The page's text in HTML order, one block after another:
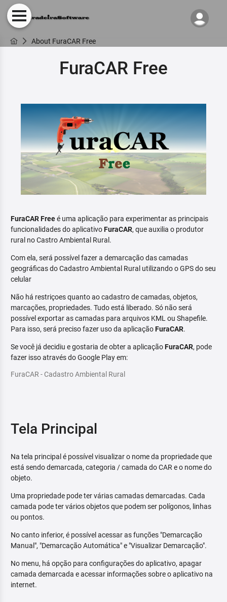
About FuraCAR Free
FuraCAR Free
FuraCAR Freeé uma aplicação para experimentar as principais
funcionalidades do aplicativoFuraCAR, que auxilia o produtor
rural no Castro Ambiental Rural.
Com ela, será possível fazer a demarcação das camadas
geográficas do Cadastro Ambiental Rural utilizando o GPS do seu
celular
Não há restriçoes quanto ao cadastro de camadas, objetos,
marcações, propriedades. Tudo está liberado. Só não será
possível exportar as camadas para arquivos KML ou Shapefile.
Para isso, será preciso fazer uso da aplicaçãoFuraCAR.
Se você já decidiu e gostaria de obter a aplicaçãoFuraCAR, pode
fazer isso através do Google Play em:
FuraCAR - Cadastro Ambiental Rural
Tela Principal
Na tela principal é possível visualizar o nome da propriedade que
está sendo demarcada, categoria / camada do CAR e o nome do
objeto.
Uma propriedade pode ter várias camadas demarcadas. Cada
camada pode ter vários objetos que podem ser polígonos, linhas
ou pontos.
No canto inferior, é possível acessar as funções "Demarcação
Manual", "Demarcação Automática" e "Visualizar Demarcação".
No menu, há opção para configurações do aplicativo, apagar
camada demarcada e acessar informações sobre o aplicativo na
internet.